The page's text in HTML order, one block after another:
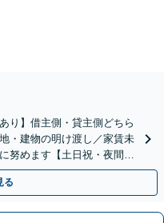
り】借主側・貸主側どちら
・建物の明け渡し／家賃未
努めます【土日祝・夜間対
る